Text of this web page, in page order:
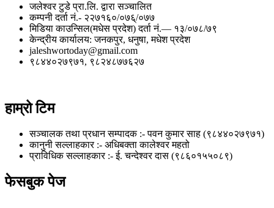
जलेश्वर टुडे प्रा.लि. द्वारा सञ्चालित
कम्पनी दर्ता नं.- २२७१६०/०७६्/०७७
मिडिया काउन्सिल(मधेस प्रदेश) दर्ता नं.— १३/०७८/७९
केन्द्रीय कार्यालय: जनकपुर, धनुषा, मधेश प्रदेश
jaleshwortoday@gmail.com
९८४४०२७९७१, ९८२४८७७६२७
हाम्रो टिम
सञ्चालक तथा प्रधान सम्पादक :- पवन कुमार साह (९८४४०२७९७१)
कानुनी सल्लाहकार :- अधिबक्ता कालेश्वर महतो
प्राविधिक सल्लाहकार :- ई. चन्देश्वर दास (९८६०१५५०८९)
फेसबुक पेज